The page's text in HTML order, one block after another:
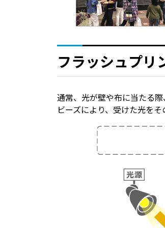
フラッシュプリ
通常、光が壁や布に当たる
ビーズにより、受けた光を